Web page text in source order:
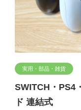
実用・部品・雑貨
SWITCH・PS4
ド 連結式